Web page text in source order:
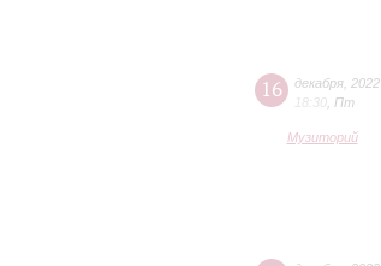
16 декабря 2022
18:30 Пт
Музиторий